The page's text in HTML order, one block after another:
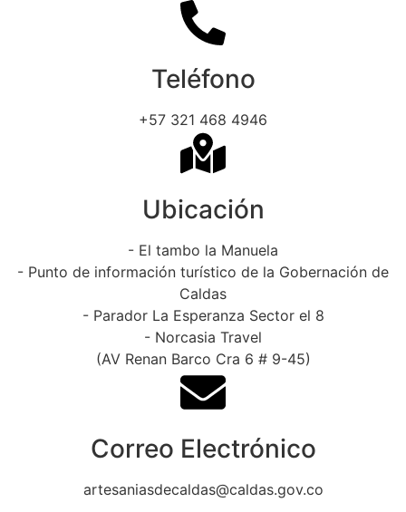
Teléfono
+57 321 468 4946
Ubicación
- El tambo la Manuela
- Punto de información turístico de la Gobernación de
Caldas
- Parador La Esperanza Sector el 8
- Norcasia Travel
(AV Renan Barco Cra 6 # 9-45)
Correo Electrónico
artesaniasdecaldas@caldas.gov.co